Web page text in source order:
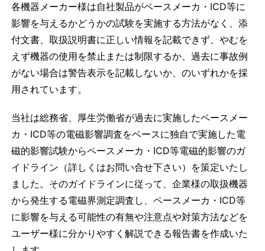
各機器メーカー様は自社製品がペースメーカ・ICD等に
影響を与えるかどうかの試験を実施する方法がなく、添
付文書、取扱説明書に正しい情報を記載できず、やむを
えず機器の使用を禁止または制限するか、過去に事故例
がない場合は警告表示を記載しないか、のいずれかを採
用されています。
当社は総務省、厚生労働省が過去に実施したペースメー
カ・ICD等の電磁影響調査をベースに独自で実施した電
磁的影響試験からペースメーカ・ICD等電磁的影響のガ
イドライン（詳しくはお問い合せ下さい）を策定いたし
ました。そのガイドラインに従って、企業様の取扱機器
から発生する電磁界測定調査し、ペースメーカ・ICD等
に影響を与える可能性の有無や注意点や対策方法などを
ユーザー様に分かりやすく解説できる報告書を作成いた